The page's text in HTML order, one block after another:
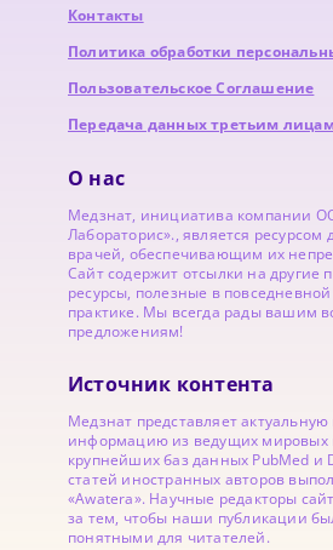
Контакты
Политика обработки
Пользовательское Соглашение
Передача данных третьим
О нас
Медзнат, инициатива компании
Лабораторис»., является
врачей, обеспечивающим их
Сайт содержит отсылки на другие
ресурсы, полезные в
практике. Мы всегда рады вашим
предложениям!
Источник контента
Медзнат представляет
информацию из ведущих мировых
крупнейших баз данных PubMed и
статей иностранных авторов
«Awatera». Научные редакторы
за тем, чтобы наши публикации
понятными для читателей.